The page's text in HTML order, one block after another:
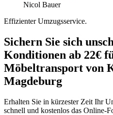
Nicol Bauer
Effizienter Umzugsservice.
Sichern Sie sich
Konditionen ab 22€
Möbeltransport von
Magdeburg
Erhalten Sie in kürzester Zeit Ihr
schnell und kostenlos das Online-